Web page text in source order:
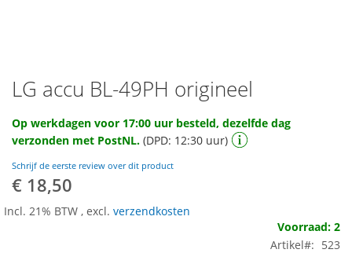
Ga
naar
het
begin
van
de
afbeeldingen-
gallerij
LG accu BL-49PH origineel
Op werkdagen voor 17:00 uur besteld, dezelfde dag
verzonden met PostNL. (DPD: 12:30 uur)
Schrijf de eerste review over dit product
€ 18,50
Incl. 21% BTW , excl. verzendkosten
Voorraad: 2
Artikel
523